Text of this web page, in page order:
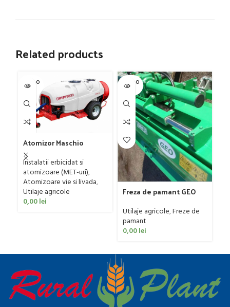
Related products
SOLD O
UT
Atomizor Maschio
Gaspardo model Futura
Avant 1000/800/121 E
Instalatii erbicidat si
atomizoare (MET-uri),
Atomizoare vie si livada,
Utilaje agricole
0,00lei
SOLD O
UT
Freza de pamant GEO
Utilaje agricole,Freze de
pamant
0,00lei